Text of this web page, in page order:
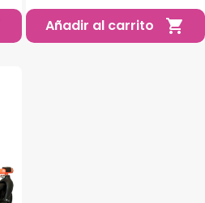
Añadir al carrito
